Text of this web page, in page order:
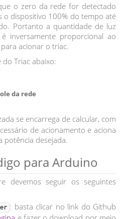
o zero da rede for detectado
o dispositivo 100% do tempo até
Portanto a quantidade de luz
inversamente proporcional ao
acionar o triac.
Triac abaixo:
da rede
se encarrega de calcular, com
de acionamento e aciona
potência desejada.
para Arduino
devemos seguir os seguintes
: basta clicar no link do Github